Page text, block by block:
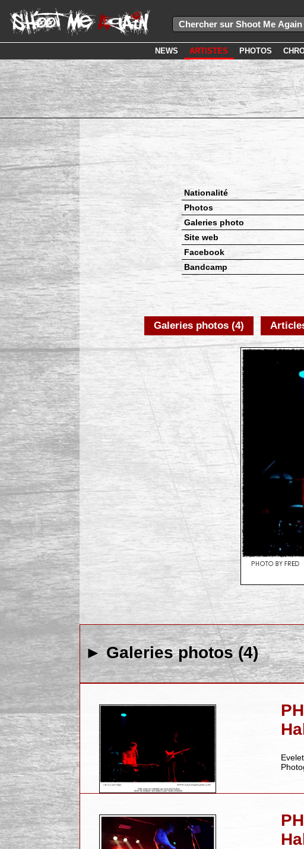
NEWS ARTISTES PHOTOS
Nationalité
Photos
Galeries photo
Site web
Facebook
Bandcamp
Galeries photos (4)
► Galeries photos (4)